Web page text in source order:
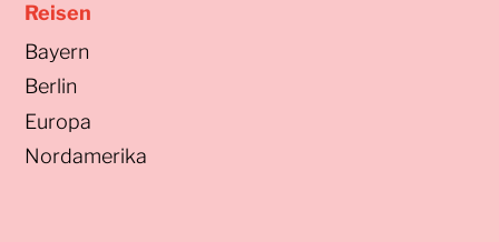
Reisen
Bayern
Berlin
Europa
Nordamerika